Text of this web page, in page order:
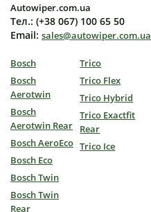
Autowiper.com.ua
Тел.: (+38 067) 100 65 50
Email: sales@autowiper.com.ua
Bosch
Bosch
Aerotwin
Bosch
Aerotwin Rear
Bosch AeroEco
Bosch Eco
Bosch Twin
Bosch Twin
Rear
Trico
Trico Flex
Trico Hybrid
Trico Exactfit
Rear
Trico Ice